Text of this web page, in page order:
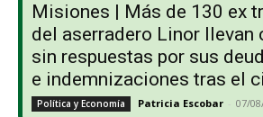
Misiones | Más de 130 ex
del aserradero Linor llevan
sin respuestas por sus
e indemnizaciones tras el
Política y Economía Patricia Escobar - 07/